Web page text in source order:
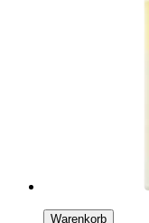
Warenkorb